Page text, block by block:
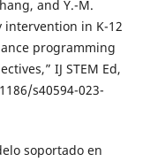
and Y.-M.
intervention in K-12
programming
IJ STEM Ed,
s40594-023-
soportado en